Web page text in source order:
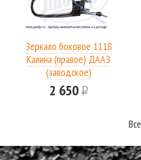
Зеркало боковое 1118
Калина (правое) ДААЗ
(заводское)
2 650Р